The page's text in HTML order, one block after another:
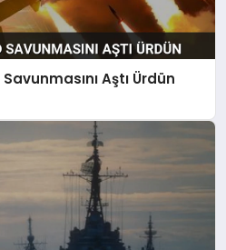
Aştı Ürdün